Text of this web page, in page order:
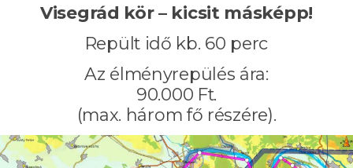
Visegrád kör – kicsit másképp!
Repült idő kb. 60 perc
Az élményrepülés ára:
90.000 Ft.
(max. három fő részére).